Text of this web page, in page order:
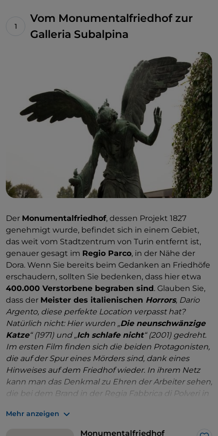
Vom Monumentalfriedhof zur
Galleria Subalpina
Der Monumentalfriedhof, dessen Projekt 1827
genehmigt wurde, befindet sich in einem Gebiet,
das weit vom Stadtzentrum von Turin entfernt ist,
genauer gesagt im Regio Parco, in der Nähe der
Dora. Wenn Sie bereits beim Gedanken an Friedhöfe
erschaudern, sollten Sie bedenken, dass hier etwa
400.000 Verstorbene begraben sind. Glauben Sie,
dass der Meister des italienischen Horrors, Dario
Argento, diese perfekte Location verpasst hat?
Natürlich nicht: Hier wurden „Die neunschwänzige
Katze“ (1971) und „Ich schlafe nicht“ (2001) gedreht.
Im ersten Film finden sich die beiden Protagonisten,
die auf der Spur eines Mörders sind, dank eines
Hinweises auf dem Friedhof wieder. In ihrem Netz
kann man das Denkmal zu Ehren der Arbeiter sehen,
die bei dem Brand in der Regia Fabbrica di Polveri in
Leben kamen . Im zweiten Film werden weitere
Ansichten des Friedhofs gezeigt, darunter die
Mehr anzeigen
Monumentalfriedhof